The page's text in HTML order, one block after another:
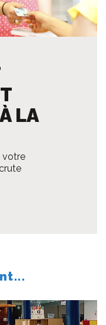
LA
votre